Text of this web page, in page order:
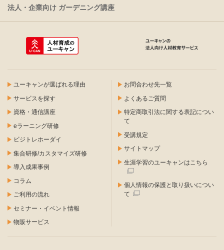
法人・企業向け ガーデニング講座
ユーキャンが選ばれる理由
サービスを探す
資格・通信講座
eラーニング研修
ビジトレホーダイ
集合研修/カスタマイズ研修
導入成果事例
コラム
ご利用の流れ
セミナー・イベント情報
物販サービス
お問合わせ先一覧
よくあるご質問
特定商取引法に関する表記につい
て
受講規定
サイトマップ
生涯学習のユーキャンはこちら
個人情報の保護と取り扱いについ
て